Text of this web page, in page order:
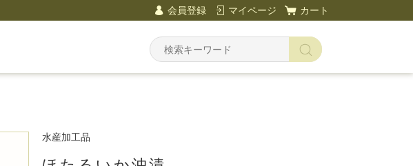
会員登録 マイページ カート
水産加工品